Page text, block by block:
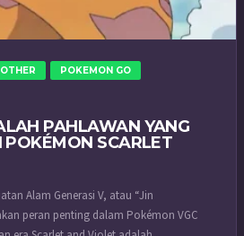
OTHER POKEMON GO
PAHLAWAN YANG
SCARLET
Alam Generasi V, atau “Jin
peran penting dalam Pokémon VGC